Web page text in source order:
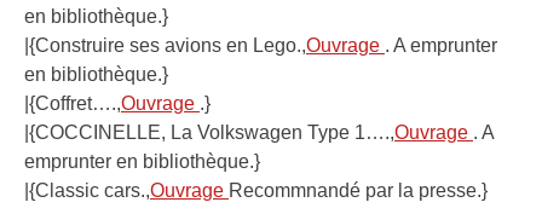
en bibliothèque.}
|{Construire ses avions en Lego.,Ouvrage . A emprunter
en bibliothèque.}
|{Coffret….,Ouvrage .}
|{COCCINELLE, La Volkswagen Type 1….,Ouvrage . A
emprunter en bibliothèque.}
|{Classic cars.,Ouvrage Recommnandé par la presse.}